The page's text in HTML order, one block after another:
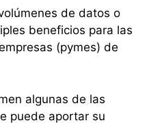
de datos o
beneficios para las
(pymes) de
algunas de las
puede aportar su